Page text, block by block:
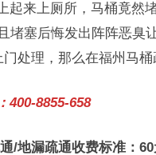
起来上厕所，马桶竟然
堵塞后悔发出阵阵恶臭
处理，那么在福州马
400-8855-658
/地漏疏通收费标准：